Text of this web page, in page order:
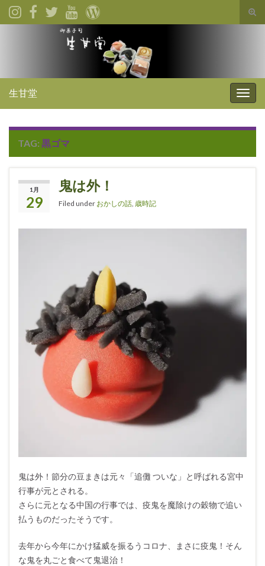
生甘堂
TAG: 黒ゴマ
1月
29
鬼は外！
Filed under おかしの話 歳時記
鬼は外！節分の豆まきは元々「追儺 ついな」と呼ばれる宮中
行事が元とされる。
さらに元となる中国の行事では、疫鬼を魔除けの穀物で追い
払うものだったそうです。
去年から今年にかけ猛威を振るうコロナ、まさに疫鬼！そん
な鬼を丸ごと食べて鬼退治！